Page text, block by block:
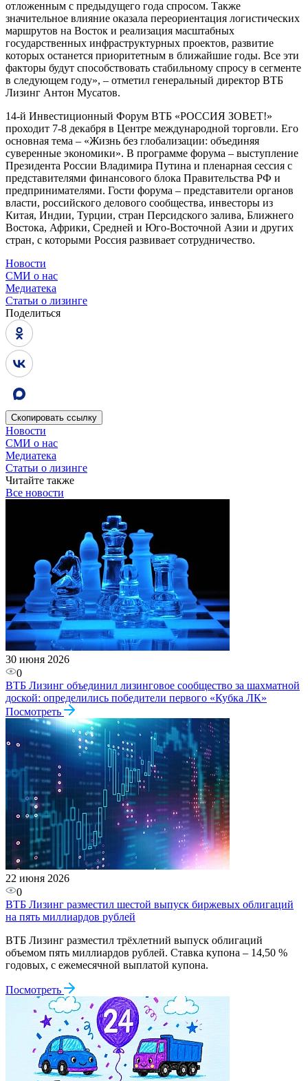
отложенным с предыдущего года спросом. Также
значительное влияние оказала переориентация логистических
маршрутов на Восток и реализация масштабных
государственных инфраструктурных проектов, развитие
которых останется приоритетным в ближайшие годы. Все эти
факторы будут способствовать стабильному спросу в сегменте
в следующем году», – отметил генеральный директор ВТБ
Лизинг Антон Мусатов.
14-й Инвестиционный Форум ВТБ «РОССИЯ ЗОВЕТ!»
проходит 7-8 декабря в Центре международной торговли. Его
основная тема – «Жизнь без глобализации: объединяя
суверенные экономики». В программе форума – выступление
Президента России Владимира Путина и пленарная сессия с
представителями финансового блока Правительства РФ и
предпринимателями. Гости форума – представители органов
власти, российского делового сообщества, инвесторы из
Китая, Индии, Турции, стран Персидского залива, Ближнего
Востока, Африки, Средней и Юго-Восточной Азии и других
стран, с которыми Россия развивает сотрудничество.
Новости
СМИ о нас
Медиатека
Статьи о лизинге
Поделиться
Скопировать ссылку
Новости
СМИ о нас
Медиатека
Статьи о лизинге
Читайте также
Все новости
30 июня 2026
0
ВТБ Лизинг объединил лизинговое сообщество за шахматной
доской: определились победители первого «Кубка ЛК»
Посмотреть
22 июня 2026
0
ВТБ Лизинг разместил шестой выпуск биржевых облигаций
на пять миллиардов рублей
ВТБ Лизинг разместил трёхлетний выпуск облигаций
объемом пять миллиардов рублей. Ставка купона – 14,50 %
годовых, с ежемесячной выплатой купона.
Посмотреть